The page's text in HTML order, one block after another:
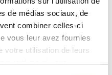
de médias sociaux, de
combiner celles-ci
vous leur avez fournies
votre utilisation de leurs